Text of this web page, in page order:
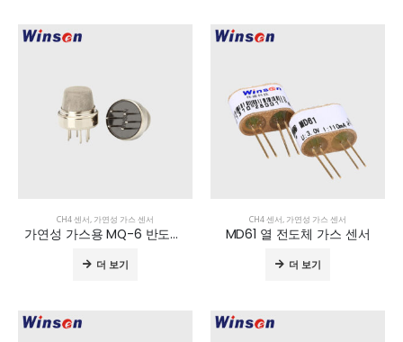
CH4 센서, 가연성 가스 센서
가연성 가스용 MQ-6 반도체 센서
더 보기
CH4 센서, 가연성 가스 센서
MD61 열 전도체 가스 센서
더 보기